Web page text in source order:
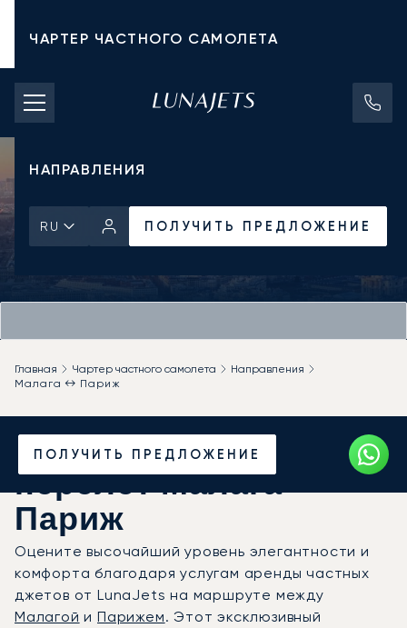
ЧАРТЕР ЧАСТНОГО САМОЛЕТА
СТОИМОСТЬ ЧАРТЕРА
ЧАСТНЫЕ САМОЛЕТЫ
НАПРАВЛЕНИЯ
RU ПОЛУЧИТЬ ПРЕДЛОЖЕНИЕ
ПОЛУЧИТЬ ПРЕДЛОЖЕНИЕ
Главная Чартер частного самолета
Направления
Малага ↔ Париж
Закажите частный
перелёт Малага —
Париж
Оцените высочайший уровень элегантности и
комфорта благодаря услугам аренды частных
джетов от LunaJets на маршруте между
Малагой иПарижем. Этот эксклюзивный